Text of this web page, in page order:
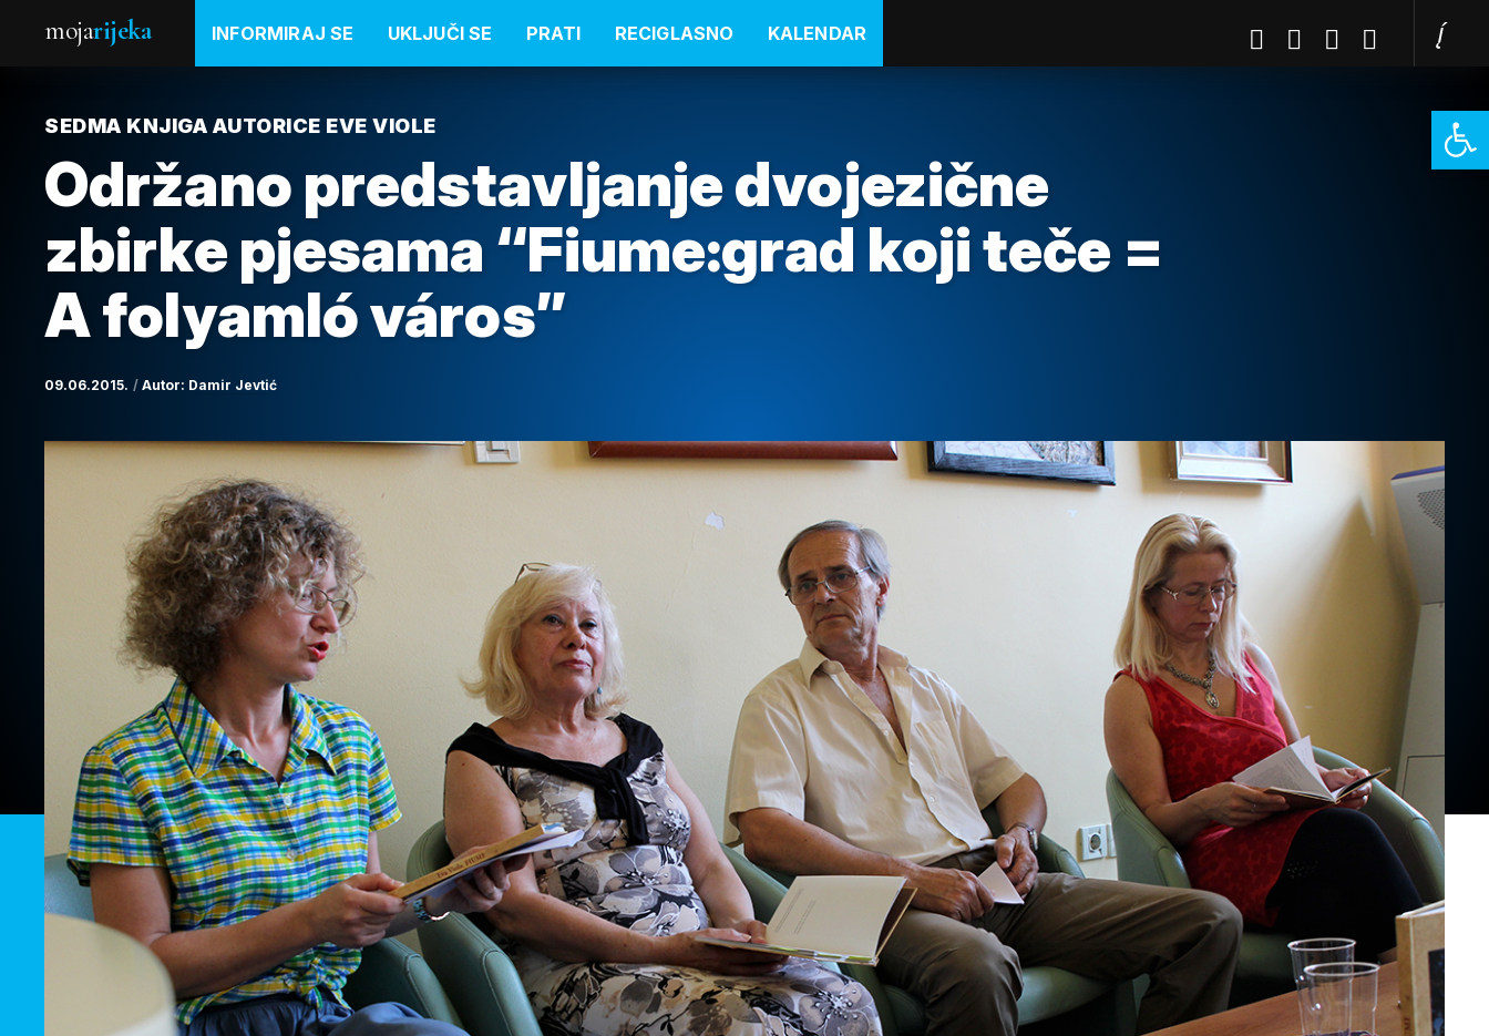
mojarijeka INFORMIRAJ SE UKLJUČI SE PRATI RECIGLASNO KALENDAR
SEDMA KNJIGA AUTORICE EVE VIOLE
Održano predstavljanje dvojezične
zbirke pjesama “Fiume:grad koji teče =
A folyamló város”
09.06.2015. Autor: Damir Jevtić